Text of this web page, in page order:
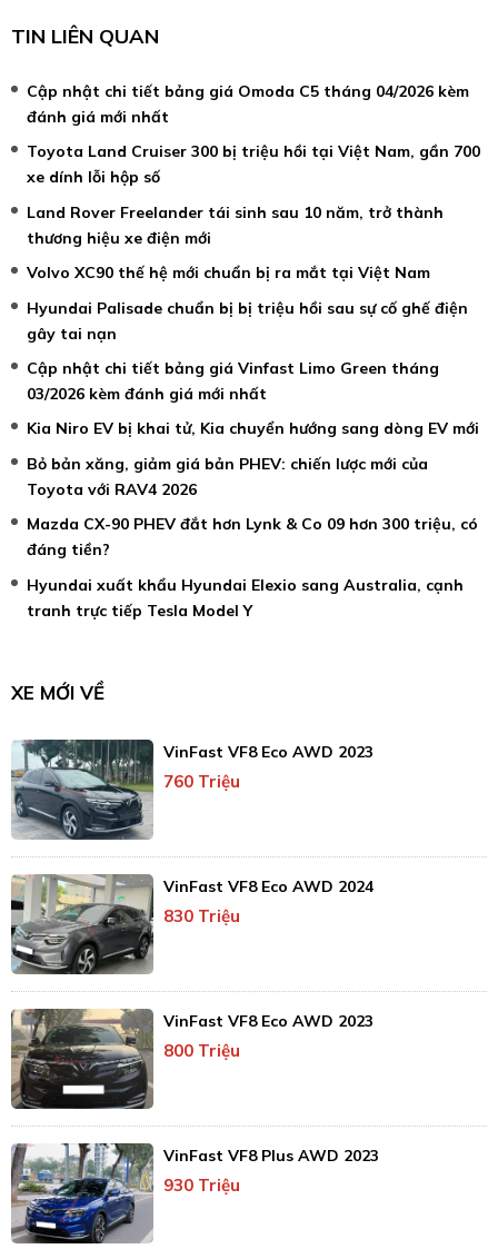
TIN LIÊN QUAN
Cập nhật chi tiết bảng giá Omoda C5 tháng 04/2026 kèm
đánh giá mới nhất
Toyota Land Cruiser 300 bị triệu hồi tại Việt Nam, gần 700
xe dính lỗi hộp số
Land Rover Freelander tái sinh sau 10 năm, trở thành
thương hiệu xe điện mới
Volvo XC90 thế hệ mới chuẩn bị ra mắt tại Việt Nam
Hyundai Palisade chuẩn bị bị triệu hồi sau sự cố ghế điện
gây tai nạn
Cập nhật chi tiết bảng giá Vinfast Limo Green tháng
03/2026 kèm đánh giá mới nhất
Kia Niro EV bị khai tử, Kia chuyển hướng sang dòng EV mới
Bỏ bản xăng, giảm giá bản PHEV: chiến lược mới của
Toyota với RAV4 2026
Mazda CX-90 PHEV đắt hơn Lynk & Co 09 hơn 300 triệu, có
đáng tiền?
Hyundai xuất khẩu Hyundai Elexio sang Australia, cạnh
tranh trực tiếp Tesla Model Y
XE MỚI VỀ
VinFast VF8 Eco AWD 2023
760 Triệu
VinFast VF8 Eco AWD 2024
830 Triệu
VinFast VF8 Eco AWD 2023
800 Triệu
VinFast VF8 Plus AWD 2023
930 Triệu